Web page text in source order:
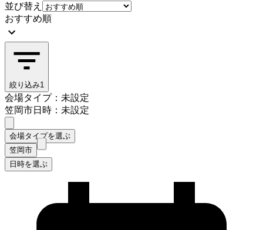
並び替え
おすすめ順
絞り込み1
会場タイプ：未設定
笠岡市日時：未設定
会場タイプを選ぶ
笠岡市
日時を選ぶ